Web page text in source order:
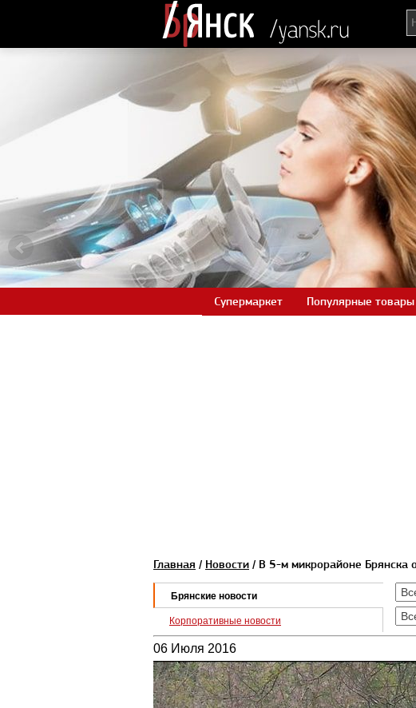
Супермаркет Популярные
Главная / Новости / В 5-м микрорайоне Брянска
Брянские новости
Корпоративные новости
06 Июля 2016